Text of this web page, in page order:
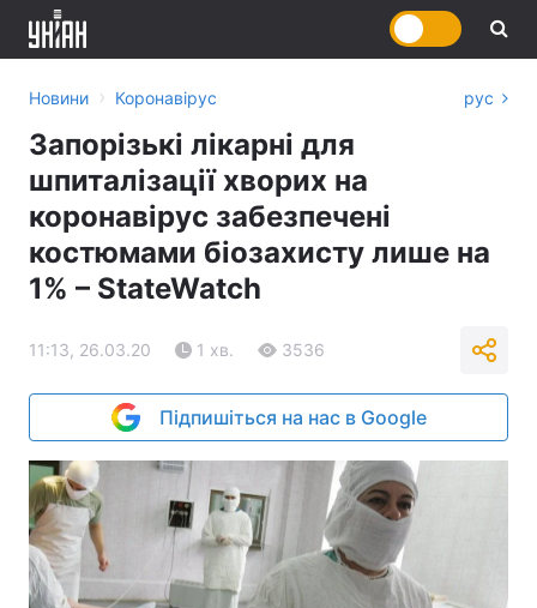
Новини › Коронавірус рус
Запорізькі лікарні для
шпиталізації хворих на
коронавірус забезпечені
костюмами біозахисту лише на
1% – StateWatch
11:13, 26.03.20 1 хв. 3536
Підпишіться на нас в Google